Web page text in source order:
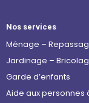
Nos services
Ménage –
Jardinage –
Garde d’enfants
Aide aux personnes